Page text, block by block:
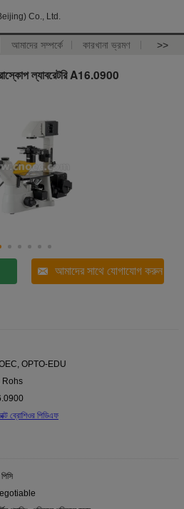
Co., Ltd.
আমাদের সম্পর্কে কারখানা ভ্রমণ >>
ল্যাবরেটরি A16.0900
আমাদের সাথে যোগাযোগ করুন
OPTO-EDU
Rohs
ব্রোশিওর পিডিএফ